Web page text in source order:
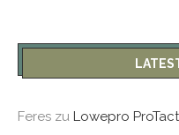
Feres zu Lowepro